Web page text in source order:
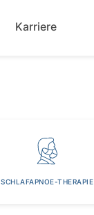
zum
Karriere
SCHLAFAPNOE-THERAPIE